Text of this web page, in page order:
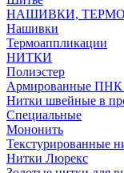
НАШИВКИ,
Нашивки
Термоаппликации
НИТКИ
Полиэстер
Армированные ПНК
Нитки швейные в
Специальные
Мононить
Текстурированные
Нитки Люрекс